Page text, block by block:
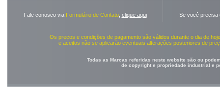
Fale conosco via Formulário de Contato, clique aqui Se você precisa
Os preços e condições de pagamento são válidos durante o dia de
e aceitos não se aplicarão eventuais alterações posteriores de
Todas as Marcas referidas neste website são ou
de copyright e propriedade industrial e